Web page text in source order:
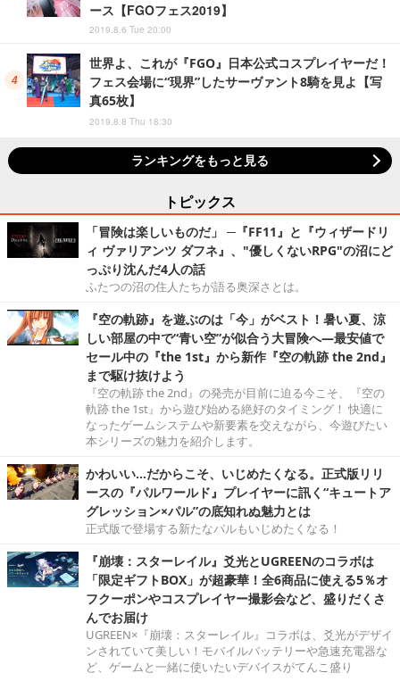
ース【FGOフェス2019】
2019.8.6 Tue 20:00
世界よ、これが『FGO』日本公式コスプレイヤーだ！
フェス会場に“現界”したサーヴァント8騎を見よ【写
真65枚】
2019.8.8 Thu 18:30
ランキングをもっと見る
トピックス
「冒険は楽しいものだ」 ─『FF11』と『ウィザードリ
ィ ヴァリアンツ ダフネ』、"優しくないRPG"の沼にど
っぷり沈んだ4人の話
ふたつの沼の住人たちが語る奥深さとは。
『空の軌跡』を遊ぶのは「今」がベスト！暑い夏、涼
しい部屋の中で“青い空”が似合う大冒険へ―最安値で
セール中の『the 1st』から新作『空の軌跡 the 2nd』
まで駆け抜けよう
『空の軌跡 the 2nd』の発売が目前に迫る今こそ、『空の
軌跡 the 1st』から遊び始める絶好のタイミング！ 快適に
なったゲームシステムや新要素を交えながら、今遊びたい
本シリーズの魅力を紹介します。
かわいい…だからこそ、いじめたくなる。正式版リリ
ースの『パルワールド』プレイヤーに訊く“キュートア
グレッション×パル”の底知れぬ魅力とは
正式版で登場する新たなパルもいじめたくなる！
『崩壊：スターレイル』爻光とUGREENのコラボは
「限定ギフトBOX」が超豪華！全6商品に使える5％オ
フクーポンやコスプレイヤー撮影会など、盛りだくさ
んでお届け
UGREEN×『崩壊：スターレイル』コラボは、爻光がデザイ
ンされていて美しい！モバイルバッテリーや急速充電器な
ど、ゲームと一緒に使いたいデバイスがてんこ盛り